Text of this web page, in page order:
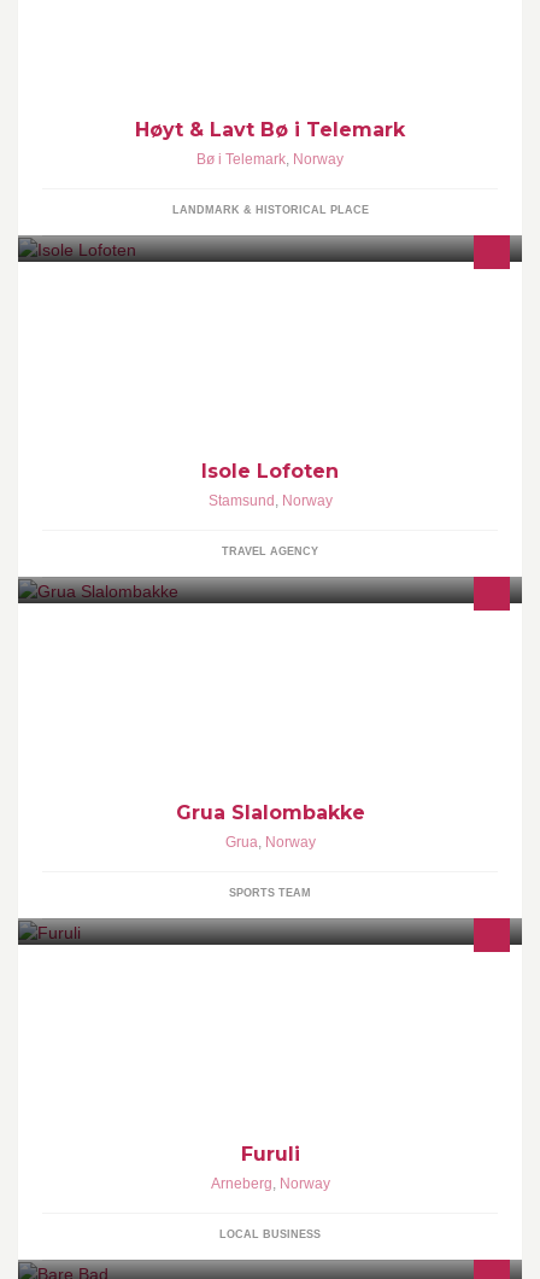
Høyt & Lavt Bø i Telemark
Bø i Telemark, Norway
LANDMARK & HISTORICAL PLACE
Isole Lofoten
Stamsund , Norway
TRAVEL AGENCY
Grua Slalombakke
Grua, Norway
SPORTS TEAM
Furuli
Arneberg, Norway
LOCAL BUSINESS